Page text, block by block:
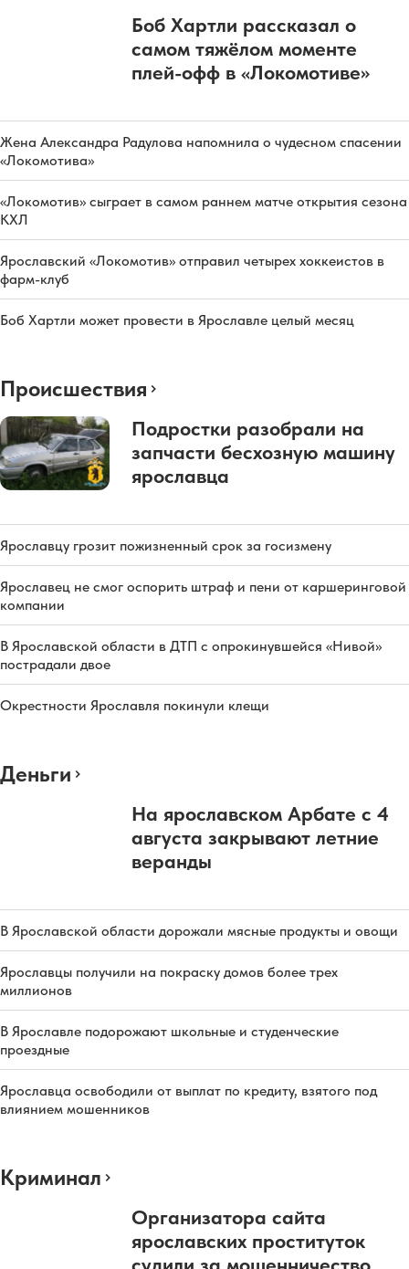
Боб Хартли рассказал о
самом тяжёлом моменте
плей-офф в «Локомотиве»
Жена Александра Радулова напомнила о чудесном спасении
«Локомотива»
«Локомотив» сыграет в самом раннем матче открытия сезона
КХЛ
Ярославский «Локомотив» отправил четырех хоккеистов в
фарм-клуб
Боб Хартли может провести в Ярославле целый месяц
Происшествия
Подростки разобрали на
запчасти бесхозную машину
ярославца
Ярославцу грозит пожизненный срок за госизмену
Ярославец не смог оспорить штраф и пени от каршеринговой
компании
В Ярославской области в ДТП с опрокинувшейся «Нивой»
пострадали двое
Окрестности Ярославля покинули клещи
Деньги
На ярославском Арбате с 4
августа закрывают летние
веранды
В Ярославской области дорожали мясные продукты и овощи
Ярославцы получили на покраску домов более трех
миллионов
В Ярославле подорожают школьные и студенческие
проездные
Ярославца освободили от выплат по кредиту, взятого под
влиянием мошенников
Криминал
Организатора сайта
ярославских проституток